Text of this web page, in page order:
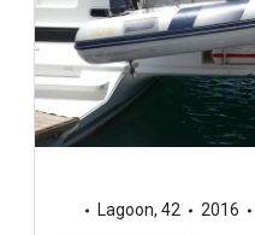
Lagoon, 42 2016